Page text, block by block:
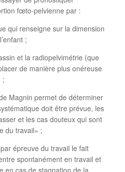
fœto-pelvienne par :
qui renseigne sur la dimension
;
et la radiopelvimétrie (que
de manière plus onéreuse
;
Magnin permet de déterminer
doit être prévue, les
et les cas douteux qui sont
du travail» ;
épreuve du travail le fait
spontanément en travail et